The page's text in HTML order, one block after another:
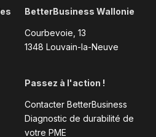
BetterBusiness Wallonie
Courbevoie, 13
1348 Louvain-la-Neuve
Passez à l'action !
Contacter BetterBusiness
Diagnostic de durabilité de
votre PME